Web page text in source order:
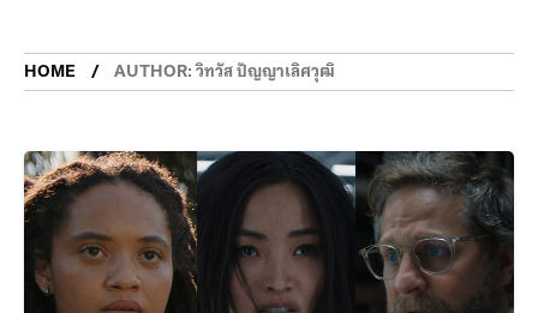
HOME AUTHOR: วิทวัส ปัญญาเลิศวุฒิ